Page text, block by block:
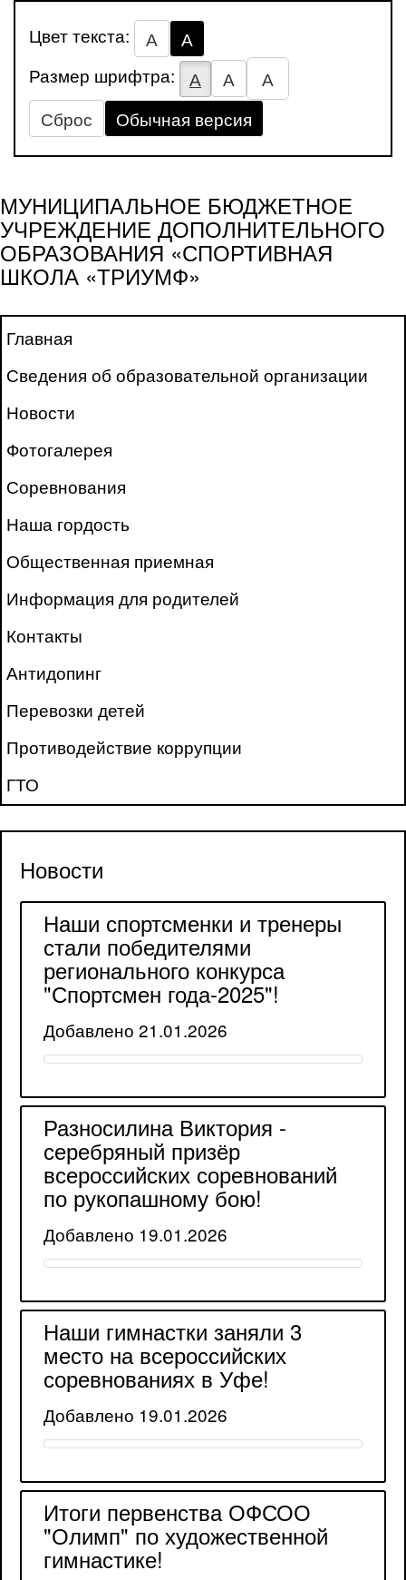
Цвет текста: А
А
Размер шрифтра:
А А
А
Сброс
Обычная версия
МУНИЦИПАЛЬНОЕ БЮДЖЕТНОЕ
УЧРЕЖДЕНИЕ ДОПОЛНИТЕЛЬНОГО
ОБРАЗОВАНИЯ «СПОРТИВНАЯ
ШКОЛА «ТРИУМФ»
Главная
Сведения об образовательной организации
Новости
Фотогалерея
Соревнования
Наша гордость
Общественная приемная
Информация для родителей
Контакты
Антидопинг
Перевозки детей
Противодействие коррупции
ГТО
Новости
Наши спортсменки и тренеры
стали победителями
регионального конкурса
"Спортсмен года-2025"!
Добавлено 21.01.2026
Разносилина Виктория -
серебряный призёр
всероссийских соревнований
по рукопашному бою!
Добавлено 19.01.2026
Наши гимнастки заняли 3
место на всероссийских
соревнованиях в Уфе!
Добавлено 19.01.2026
Итоги первенства ОФСОО
"Олимп" по художественной
гимнастике!